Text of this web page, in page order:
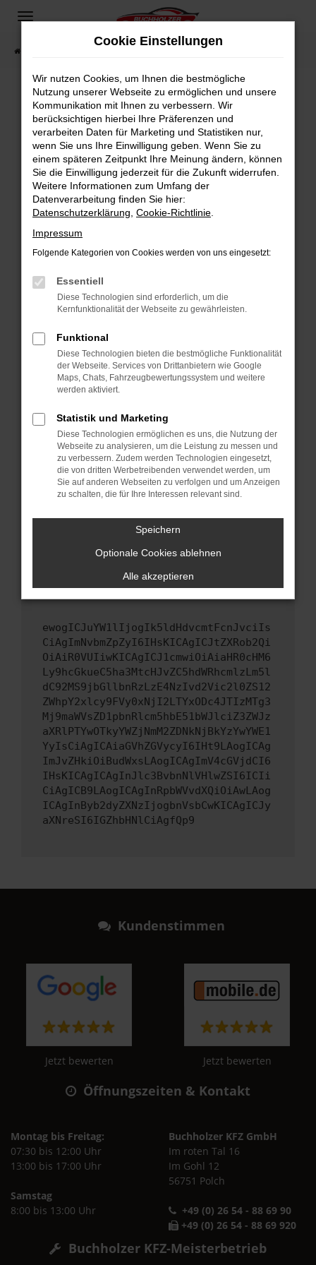
Zum
springen
Fahrzeugsuche
Fehler: Network Error
Beim Laden ist ein Fehler aufgetreten.
Hier sind ein paar Tipps, die dir helfen können:
Überprüfe deine Firewall und deine
Internetverbindung.
Laden andere Webseiten, zum Beispiel deine
Suchmaschine?
Prüfe deine Browsererweiterungen.
können das Laden bestimmter Seiten
verhindern. Funktioniert die Seite in einem
anderen Browser oder in einem privaten
Starte dein Gerät neu.
Das kann manchmal helfen, vorübergehende
Probleme zu beheben.
Betriebssystem auf dem neuesten Stand
sind.
Veraltete Software birgt nicht nur ein
Sicherheitsrisiko, sondern kann auch dazu
führen, dass bestimmte Funktionen nicht mehr
unterstützt werden.
Wende dich an den Webseitenbetreiber.
Wenn du alle oben genannten Schritte versucht
hast, kontaktiere uns bitte. Wir werden
versuchen, das Problem zu beheben. Du kannst
uns diesen Text schicken, um uns bei der
ewogICJuYW1lIjogIk5ldHdvcmtFcnJvciIs
CiAgImNvbmZpZyI6IHsKICAgICJtZXRob2Qi
OiAiR0VUIiwKICAgICJ1cmwiOiAiaHR0cHM6
Ly9hcGkueC5ha3MtcHJvZC5hdWRhcmlzLm5l
dC92MS9jbGllbnRzLzE4NzIvd2Vic2l0ZS12
ZWhpY2xlcy9FVy0xNjI2LTYxODc4JTIzMTg3
Mj9maWVsZD1pbnRlcm5hbE51bWJlciZ3ZWJz
aXRlPTYwOTkyYWZjNmM2ZDNkNjBkYzYwYWE1
YyIsCiAgICAiaGVhZGVycyI6IHt9LAogICAg
ImJvZHkiOiBudWxsLAogICAgImV4cGVjdCI6
IHsKICAgICAgInJlc3BvbnNlVHlwZSI6ICIi
CiAgICB9LAogICAgInRpbWVvdXQiOiAwLAog
ICAgInByb2dyZXNzIjogbnVsbCwKICAgICJy
aXNreSI6IGZhbHNlCiAgfQp9
Kundenstimmen
Jetzt bewerten Jetzt bewerten
Öffnungszeiten & Kontakt
Montag bis Freitag:
07:30 bis 12:00 Uhr
13:00 bis 17:00 Uhr
Samstag
8:00 bis 13:00 Uhr
Buchholzer KFZ GmbH
Im roten Tal 16
Im Gohl 12
56751 Polch
+49 (0) 26 54 - 88 69 90
+49 (0) 26 54 - 88 69 920
Buchholzer KFZ-Meisterbetrieb
Cookie Einstellungen
Wir nutzen Cookies, um Ihnen die bestmögliche
Nutzung unserer Webseite zu ermöglichen und unsere
Kommunikation mit Ihnen zu verbessern. Wir
berücksichtigen hierbei Ihre Präferenzen und
verarbeiten Daten für Marketing und Statistiken nur,
wenn Sie uns Ihre Einwilligung geben. Wenn Sie zu
einem späteren Zeitpunkt Ihre Meinung ändern, können
Sie die Einwilligung jederzeit für die Zukunft widerrufen.
Weitere Informationen zum Umfang der
Datenverarbeitung finden Sie hier:
Datenschutzerklärung Cookie-Richtlinie
Impressum
Folgende Kategorien von Cookies werden von uns eingesetzt:
Essentiell
Diese Technologien sind erforderlich, um die
Kernfunktionalität der Webseite zu gewährleisten.
Funktional
Diese Technologien bieten die bestmögliche Funktionalität
der Webseite. Services von Drittanbietern wie Google
Maps, Chats, Fahrzeugbewertungssystem und weitere
werden aktiviert.
Statistik und Marketing
Diese Technologien ermöglichen es uns, die Nutzung der
Webseite zu analysieren, um die Leistung zu messen und
zu verbessern. Zudem werden Technologien eingesetzt,
die von dritten Werbetreibenden verwendet werden, um
Sie auf anderen Webseiten zu verfolgen und um Anzeigen
zu schalten, die für Ihre Interessen relevant sind.
Speichern
Optionale Cookies ablehnen
Alle akzeptieren